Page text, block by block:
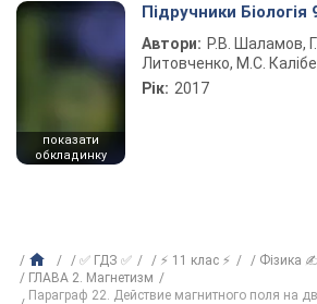
показати
обкладинку
Підручники Біологія
Автори: Р.В. Шаламов,
Литовченко, М.С.
Рік: 2017
✅ ГДЗ ✅ ⚡ 11 клас ⚡ Фізика
ГЛАВА 2. Магнетизм
Параграф 22. Действие магнитного поля на